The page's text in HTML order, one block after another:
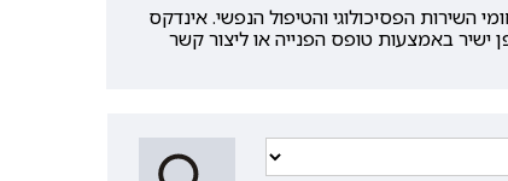
הפסיכולוגי והטיפול הנפשי. אינדקס
באמצעות טופס הפנייה או ליצור קשר